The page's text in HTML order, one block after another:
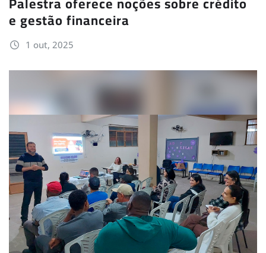
e gestão financeira
1 out, 2025